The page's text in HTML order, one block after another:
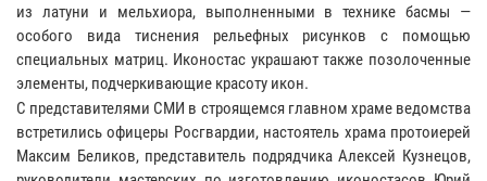
из латуни и мельхиора, выполненными в технике басмы —
особого вида тиснения рельефных рисунков с помощью
специальных матриц. Иконостас украшают также позолоченные
элементы, подчеркивающие красоту икон.
С представителями СМИ в строящемся главном храме ведомства
встретились офицеры Росгвардии, настоятель храма протоиерей
Максим Беликов, представитель подрядчика Алексей Кузнецов,